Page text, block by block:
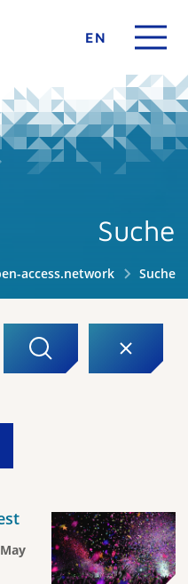
EN
Suche
access.network Suche